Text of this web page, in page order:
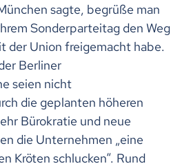
sagte, begrüße man
Sonderparteitag den Weg
der Union freigemacht habe.
Berliner
seien nicht
die geplanten höheren
Bürokratie und neue
die Unternehmen „eine
Kröten schlucken“. Rund